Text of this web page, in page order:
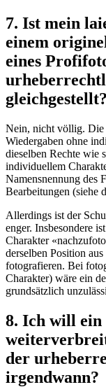
7. Ist mein
einem
eines
gleichgestellt?
Nein, nicht völlig. Die
Wiedergaben ohne
dieselben Rechte wie
individuellem
Namensnennung des
Bearbeitungen (siehe
Allerdings ist der
enger. Insbesondere
Charakter
derselben Position
fotografieren. Bei
Charakter) wäre ein
grundsätzlich
8. Ich will ein
der
irgendwann?